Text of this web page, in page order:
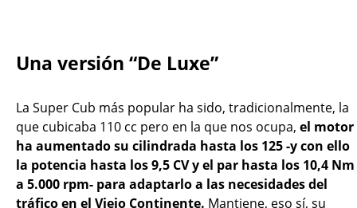
Una versión “De Luxe”
La Super Cub más popular ha sido, tradicionalmente, la
que cubicaba 110 cc pero en la que nos ocupa, el motor
ha aumentado su cilindrada hasta los 125 -y con ello
la potencia hasta los 9,5 CV y el par hasta los 10,4 Nm
a 5.000 rpm- para adaptarlo a las necesidades del
tráfico en el Viejo Continente. Mantiene, eso sí, su